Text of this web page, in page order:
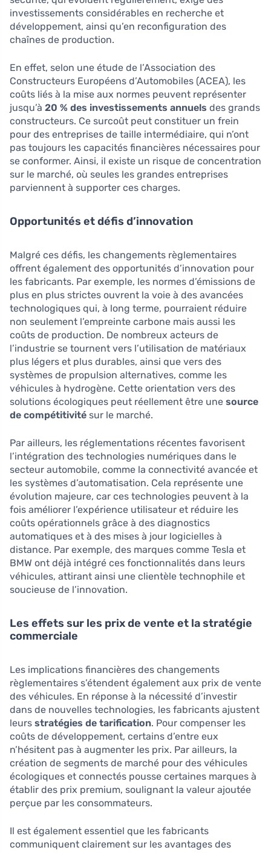
investissements considérables en recherche et
développement, ainsi qu’en reconfiguration des
chaînes de production.
En effet, selon une étude de l’Association des
Constructeurs Européens d’Automobiles (ACEA), les
coûts liés à la mise aux normes peuvent représenter
jusqu’à 20 % des investissements annuels des grands
constructeurs. Ce surcoût peut constituer un frein
pour des entreprises de taille intermédiaire, qui n’ont
pas toujours les capacités financières nécessaires pour
se conformer. Ainsi, il existe un risque de concentration
sur le marché, où seules les grandes entreprises
parviennent à supporter ces charges.
Opportunités et défis d’innovation
Malgré ces défis, les changements règlementaires
offrent également des opportunités d’innovation pour
les fabricants. Par exemple, les normes d’émissions de
plus en plus strictes ouvrent la voie à des avancées
technologiques qui, à long terme, pourraient réduire
non seulement l’empreinte carbone mais aussi les
coûts de production. De nombreux acteurs de
l’industrie se tournent vers l’utilisation de matériaux
plus légers et plus durables, ainsi que vers des
systèmes de propulsion alternatives, comme les
véhicules à hydrogène. Cette orientation vers des
solutions écologiques peut réellement être une source
de compétitivité sur le marché.
Par ailleurs, les réglementations récentes favorisent
l’intégration des technologies numériques dans le
secteur automobile, comme la connectivité avancée et
les systèmes d’automatisation. Cela représente une
évolution majeure, car ces technologies peuvent à la
fois améliorer l’expérience utilisateur et réduire les
coûts opérationnels grâce à des diagnostics
automatiques et à des mises à jour logicielles à
distance. Par exemple, des marques comme Tesla et
BMW ont déjà intégré ces fonctionnalités dans leurs
véhicules, attirant ainsi une clientèle technophile et
soucieuse de l’innovation.
Les effets sur les prix de vente et la stratégie
commerciale
Les implications financières des changements
règlementaires s’étendent également aux prix de vente
des véhicules. En réponse à la nécessité d’investir
dans de nouvelles technologies, les fabricants ajustent
leurs stratégies de tarification. Pour compenser les
coûts de développement, certains d’entre eux
n’hésitent pas à augmenter les prix. Par ailleurs, la
création de segments de marché pour des véhicules
écologiques et connectés pousse certaines marques à
établir des prix premium, soulignant la valeur ajoutée
perçue par les consommateurs.
Il est également essentiel que les fabricants
communiquent clairement sur les avantages des